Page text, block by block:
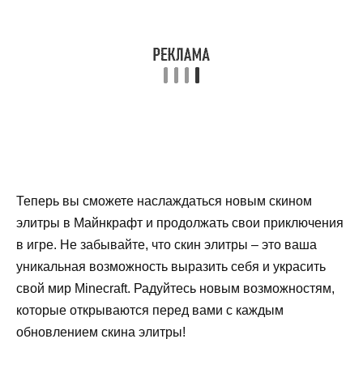
Теперь вы сможете наслаждаться новым скином
элитры в Майнкрафт и продолжать свои приключения
в игре. Не забывайте, что скин элитры – это ваша
уникальная возможность выразить себя и украсить
свой мир Minecraft. Радуйтесь новым возможностям,
которые открываются перед вами с каждым
обновлением скина элитры!